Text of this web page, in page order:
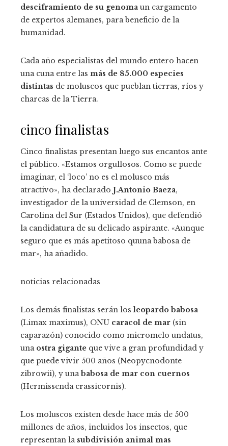
desciframiento de su genoma un cargamento
de expertos alemanes, para beneficio de la
humanidad.
Cada año especialistas del mundo entero hacen
una cuna entre las más de 85.000 especies
distintas de moluscos que pueblan tierras, ríos y
charcas de la Tierra.
cinco finalistas
Cinco finalistas presentan luego sus encantos ante
el público. «Estamos orgullosos. Como se puede
imaginar, el ‘loco’ no es el molusco más
atractivo», ha declarado J.Antonio Baeza,
investigador de la universidad de Clemson, en
Carolina del Sur (Estados Unidos), que defendió
la candidatura de su delicado aspirante. «Aunque
seguro que es más apetitoso quuna babosa de
mar», ha añadido.
noticias relacionadas
Los demás finalistas serán losleopardo babosa
(Limax maximus), ONU caracol de mar (sin
caparazón) conocido como micromelo undatus,
una ostra gigante que vive a gran profundidad y
que puede vivir 500 años (Neopycnodonte
zibrowii), y unababosa de mar con cuernos
(Hermissenda crassicornis).
Los moluscos existen desde hace más de 500
millones de años, incluidos los insectos, que
representan la subdivisión animal mas